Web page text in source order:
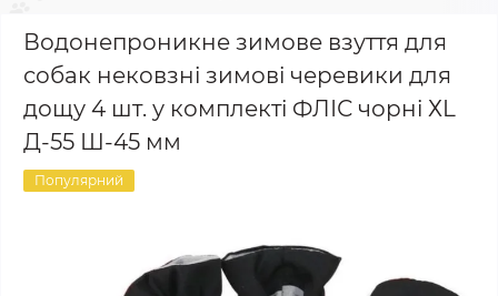
Водонепроникне зимове взуття для
собак нековзні зимові черевики для
дощу 4 шт. у комплекті ФЛІС чорні ХL
Д-55 Ш-45 мм
Популярний